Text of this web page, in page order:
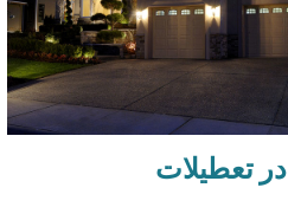
در تعطیلات